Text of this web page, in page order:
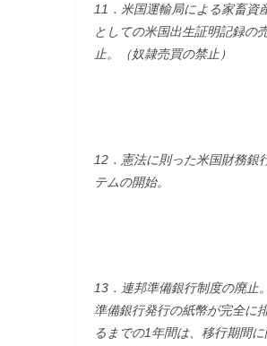
11．米国運輸局による家畜資
としての米国出生証明記録の
止。（奴隷売買の禁止）
12．憲法に則った米国財務銀
テムの開始。
13．連邦準備銀行制度の廃止
準備銀行発行の紙幣が完全に
るまでの1年間は、移行期間に